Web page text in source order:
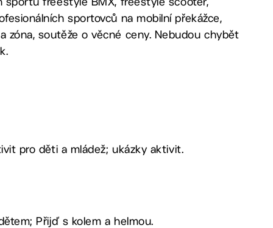
sportovců na mobilní překážce,
zóna, soutěže o věcné ceny. Nebudou chybět
pro děti a mládež; ukázky aktivit.
Přijď s kolem a helmou.